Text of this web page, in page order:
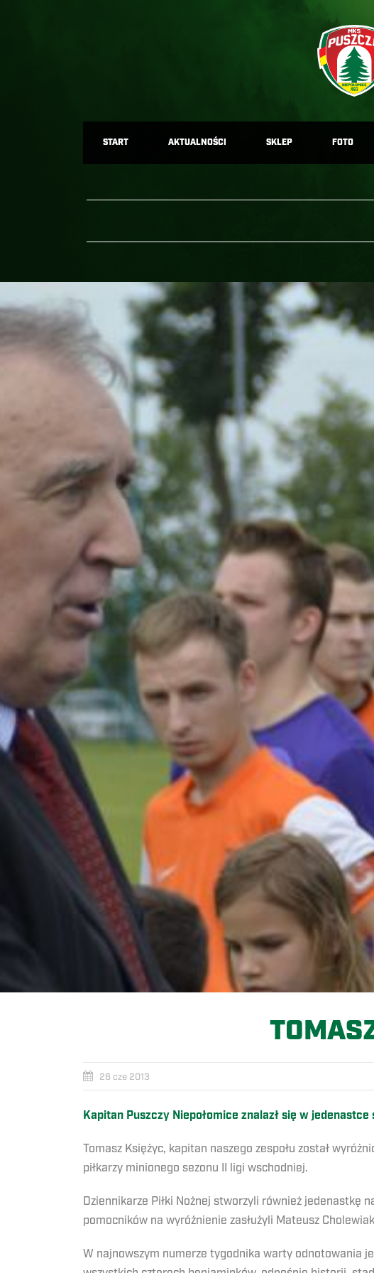
START AKTUALNOŚCI SKLEP FOTO
26 cze 2013
Kapitan Puszczy Niepołomice znalazł się w jedenastce
Tomasz Księżyc, kapitan naszego zespołu został
piłkarzy minionego sezonu II ligi wschodniej.
Dziennikarze Piłki Nożnej stworzyli również jedenastkę
pomocników na wyróżnienie zasłużyli Mateusz
W najnowszym numerze tygodnika warty odnotowania